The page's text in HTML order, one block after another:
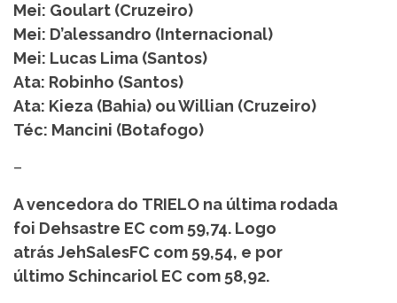
Mei: Goulart (Cruzeiro)
Mei: D’alessandro (Internacional)
Mei: Lucas Lima (Santos)
Ata: Robinho (Santos)
Ata: Kieza (Bahia) ou Willian (Cruzeiro)
Téc: Mancini (Botafogo)
–
A vencedora do TRIELO na última rodada
foi Dehsastre EC com 59,74. Logo
atrás JehSalesFC com 59,54, e por
último Schincariol EC com 58,92.